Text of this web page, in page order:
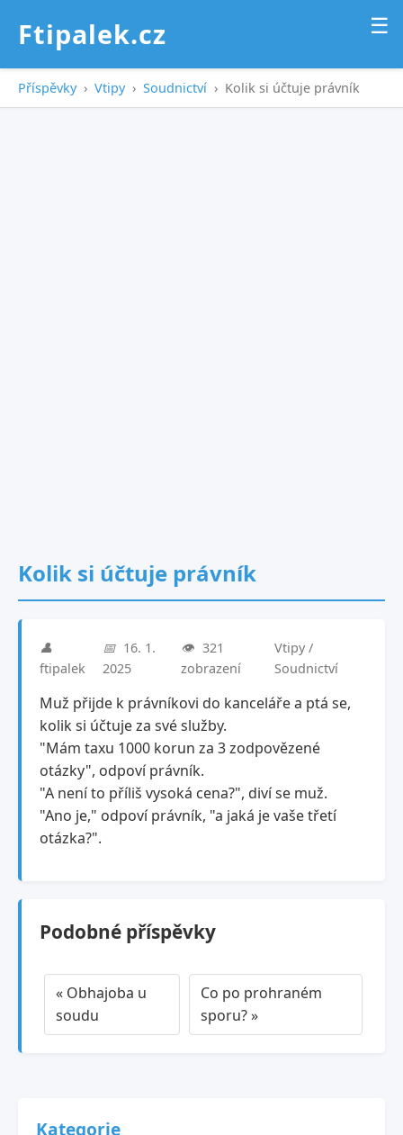
Ftipalek.cz ☰
Příspěvky › Vtipy › Soudnictví › Kolik si účtuje právník
Kolik si účtuje právník
👤
ftipalek
📅 16. 1.
2025
👁️ 321
zobrazení
Vtipy /
Soudnictví
Muž přijde k právníkovi do kanceláře a ptá se,
kolik si účtuje za své služby.
"Mám taxu 1000 korun za 3 zodpovězené
otázky", odpoví právník.
"A není to příliš vysoká cena?", diví se muž.
"Ano je," odpoví právník, "a jaká je vaše třetí
otázka?".
Podobné příspěvky
« Obhajoba u
soudu
Co po prohraném
sporu? »
Kategorie